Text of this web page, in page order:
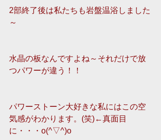
2部終了後は私たちも岩盤温浴しました
～
水晶の板なんですよね～それだけで放
つパワーが違う！！
パワーストーン大好きな私にはこの空
気感がわかります。(笑)←真面目
に・・・o(^▽^)o